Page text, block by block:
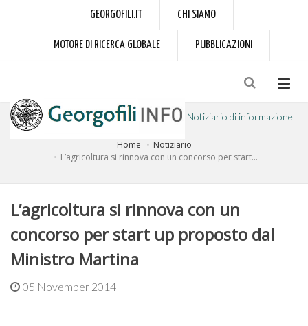
GEORGOFILI.IT CHI SIAMO
MOTORE DI RICERCA GLOBALE PUBBLICAZIONI
Notiziario di informazione
a cura dell'Accademia dei Georgofili
Home
Notiziario
L’agricoltura si rinnova con un concorso per start...
L’agricoltura si rinnova con un
concorso per start up proposto dal
Ministro Martina
05 November 2014